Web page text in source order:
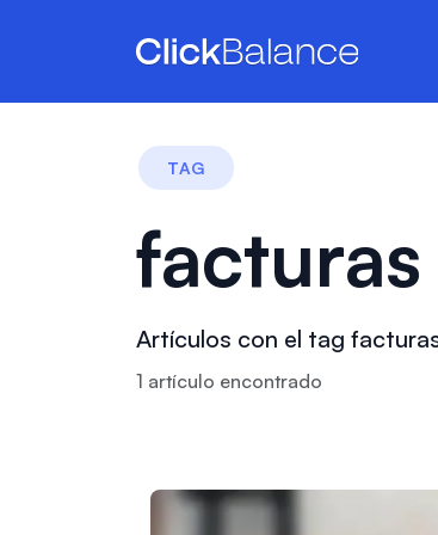
TAG
facturas
Artículos con el tag
1 artículo encontrado